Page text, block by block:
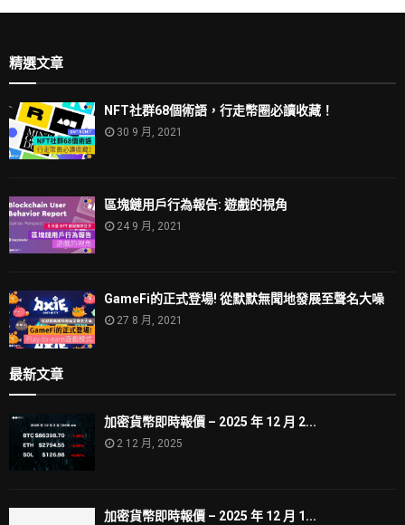
精選文章
NFT社群68個術語，行走幣圈必讀收藏！
30 9 月, 2021
區塊鏈用戶行為報告: 遊戲的視角
24 9 月, 2021
GameFi的正式登場! 從默默無聞地發展至聲名大噪
27 8 月, 2021
最新文章
加密貨幣即時報價 – 2025 年 12 月 2...
2 12 月, 2025
加密貨幣即時報價 – 2025 年 12 月 1...